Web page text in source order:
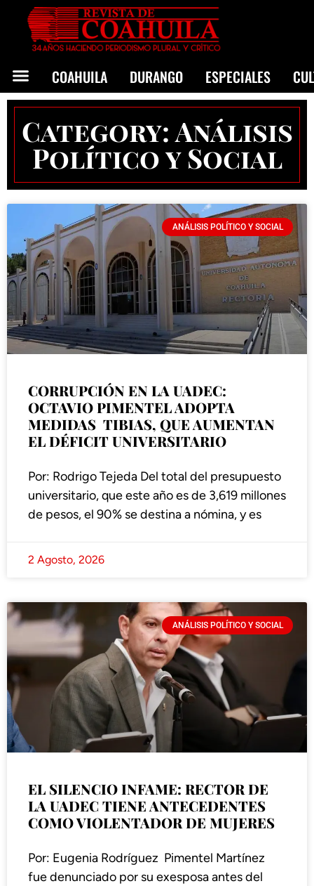
COAHUILA DURANGO ESPECIALES
Category: Análisis
Político y Social
ANÁLISIS POLÍTICO Y SOCIAL
CORRUPCIÓN EN LA UADEC:
OCTAVIO PIMENTEL ADOPTA
MEDIDAS TIBIAS, QUE AUMENTAN
EL DÉFICIT UNIVERSITARIO
Por: Rodrigo Tejeda Del total del presupuesto
universitario, que este año es de 3,619 millones
de pesos, el 90% se destina a nómina, y es
2 Agosto, 2026
ANÁLISIS POLÍTICO Y SOCIAL
EL SILENCIO INFAME: RECTOR DE
LA UADEC TIENE ANTECEDENTES
COMO VIOLENTADOR DE MUJERES
Por: Eugenia Rodríguez Pimentel Martínez
fue denunciado por su exesposa antes del